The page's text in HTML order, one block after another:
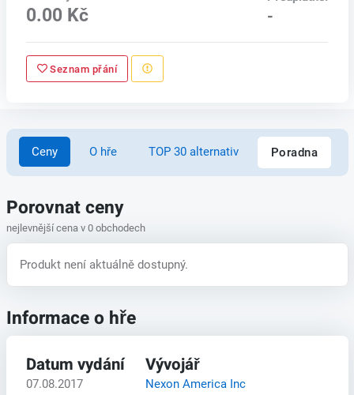
0.00 Kč -
Seznam přání
Ceny O hře TOP 30 alternativ Poradna
Porovnat ceny
nejlevnější cena v 0 obchodech
Produkt není aktuálně dostupný.
Informace o hře
Datum vydání
07.08.2017
Vývojář
Nexon America Inc